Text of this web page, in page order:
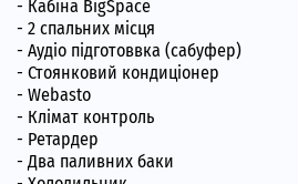
- Кабіна BigSpace
- 2 спальних місця
- Аудіо підготоввка (сабуфер)
- Стоянковий кондиціонер
- Webasto
- Клімат контроль
- Ретардер
- Два паливних баки